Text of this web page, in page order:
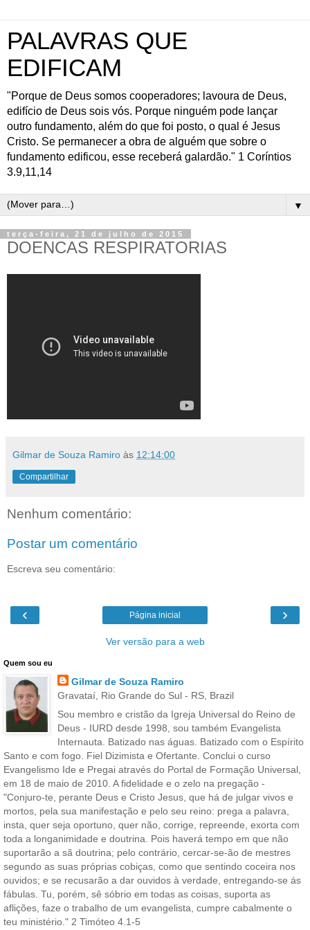
PALAVRAS QUE
EDIFICAM
"Porque de Deus somos cooperadores; lavoura de Deus,
edifício de Deus sois vós. Porque ninguém pode lançar
outro fundamento, além do que foi posto, o qual é Jesus
Cristo. Se permanecer a obra de alguém que sobre o
fundamento edificou, esse receberá galardão." 1 Coríntios
3.9,11,14
▼
terça-feira, 21 de julho de 2015
DOENCAS RESPIRATORIAS
Gilmar de Souza Ramiro às 12:14:00
Compartilhar
Nenhum comentário:
Postar um comentário
Escreva seu comentário:
‹ ›
Página inicial
Ver versão para a web
Quem sou eu
Gilmar de Souza Ramiro
Gravataí, Rio Grande do Sul - RS, Brazil
Sou membro e cristão da Igreja Universal do Reino de
Deus - IURD desde 1998, sou também Evangelista
Internauta. Batizado nas águas. Batizado com o Espírito
Santo e com fogo. Fiel Dizimista e Ofertante. Conclui o curso
Evangelismo Ide e Pregai através do Portal de Formação Universal,
em 18 de maio de 2010. A fidelidade e o zelo na pregação -
"Conjuro-te, perante Deus e Cristo Jesus, que há de julgar vivos e
mortos, pela sua manifestação e pelo seu reino: prega a palavra,
insta, quer seja oportuno, quer não, corrige, repreende, exorta com
toda a longanimidade e doutrina. Pois haverá tempo em que não
suportarão a sã doutrina; pelo contrário, cercar-se-ão de mestres
segundo as suas próprias cobiças, como que sentindo coceira nos
ouvidos; e se recusarão a dar ouvidos à verdade, entregando-se ás
fábulas. Tu, porém, sê sóbrio em todas as coisas, suporta as
aflições, faze o trabalho de um evangelista, cumpre cabalmente o
teu ministério." 2 Timóteo 4.1-5